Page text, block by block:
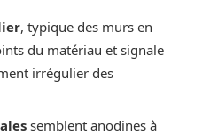
, typique des murs en
du matériau et signale
irrégulier des
semblent anodines à